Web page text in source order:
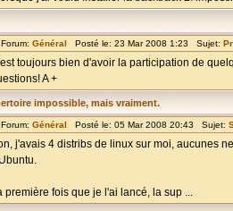
Forum: Général Posté le: 23 Mar 2008 1:23 Sujet:
toujours bien d'avoir la participation de
A +
impossible, mais vraiment.
Forum: Général Posté le: 05 Mar 2008 20:43 Sujet:
j'avais 4 distribs de linux sur moi, aucunes
première fois que je l'ai lancé, la sup ...